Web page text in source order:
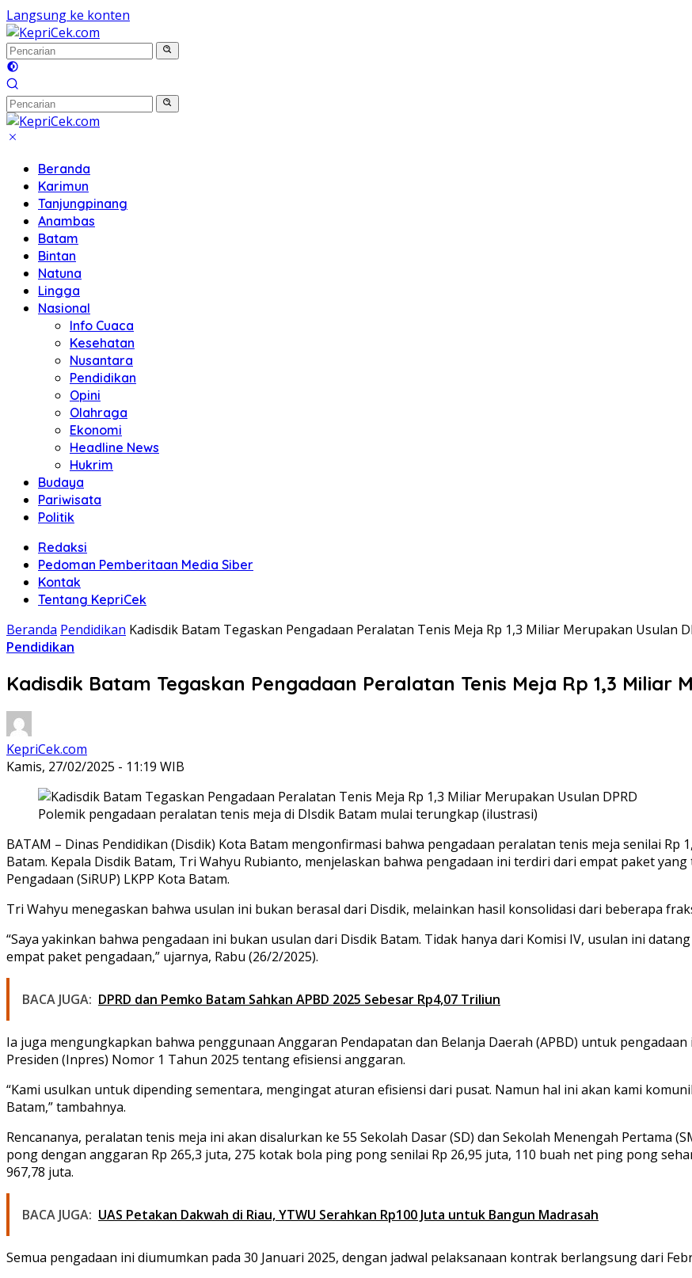
Langsung ke konten
Beranda
Karimun
Tanjungpinang
Anambas
Batam
Bintan
Natuna
Lingga
Nasional
Info Cuaca
Kesehatan
Nusantara
Pendidikan
Opini
Olahraga
Ekonomi
Headline News
Hukrim
Budaya
Pariwisata
Politik
Redaksi
Pedoman Pemberitaan Media Siber
Kontak
Tentang KepriCek
Beranda Pendidikan Kadisdik Batam Tegaskan Pengadaan Peralatan Tenis Meja Rp 1,3 Miliar Merupakan Usulan
Pendidikan
Kadisdik Batam Tegaskan Pengadaan Peralatan Tenis Meja Rp 1,3 Miliar
KepriCek.com
Kamis, 27/02/2025 - 11:19 WIB
Polemik pengadaan peralatan tenis meja di DIsdik Batam mulai terungkap (ilustrasi)
BATAM – Dinas Pendidikan (Disdik) Kota Batam mengonfirmasi bahwa pengadaan peralatan tenis meja senilai
Batam. Kepala Disdik Batam, Tri Wahyu Rubianto, menjelaskan bahwa pengadaan ini terdiri dari empat paket
Pengadaan (SiRUP) LKPP Kota Batam.
Tri Wahyu menegaskan bahwa usulan ini bukan berasal dari Disdik, melainkan hasil konsolidasi dari beberapa
“Saya yakinkan bahwa pengadaan ini bukan usulan dari Disdik Batam. Tidak hanya dari Komisi IV, usulan ini
empat paket pengadaan,” ujarnya, Rabu (26/2/2025).
BACA JUGA: DPRD dan Pemko Batam Sahkan APBD 2025 Sebesar Rp4,07 Triliun
Ia juga mengungkapkan bahwa penggunaan Anggaran Pendapatan dan Belanja Daerah (APBD) untuk
Presiden (Inpres) Nomor 1 Tahun 2025 tentang efisiensi anggaran.
“Kami usulkan untuk dipending sementara, mengingat aturan efisiensi dari pusat. Namun hal ini akan kami
Batam,” tambahnya.
Rencananya, peralatan tenis meja ini akan disalurkan ke 55 Sekolah Dasar (SD) dan Sekolah Menengah Pertama
pong dengan anggaran Rp 265,3 juta, 275 kotak bola ping pong senilai Rp 26,95 juta, 110 buah net ping pong
967,78 juta.
BACA JUGA: UAS Petakan Dakwah di Riau, YTWU Serahkan Rp100 Juta untuk Bangun Madrasah
Semua pengadaan ini diumumkan pada 30 Januari 2025, dengan jadwal pelaksanaan kontrak berlangsung dari